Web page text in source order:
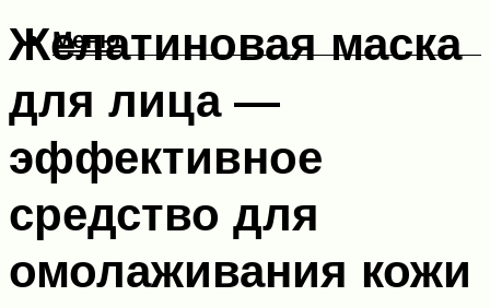
Меню
Желатиновая маска
для лица —
эффективное
средство для
омолаживания кожи